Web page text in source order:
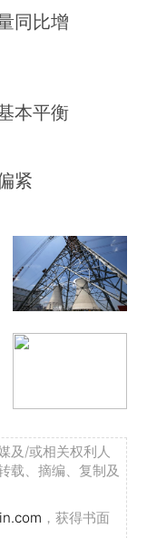
同比增
本平衡
紧
及/或相关权利人
载、摘编、复制及
，获得书面